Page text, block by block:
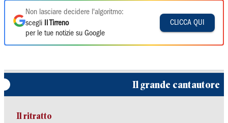
Non lasciare decidere l'algoritmo:
scegli
Il Tirreno
per le tue notizie su Google
CLICCA QUI
Il grande cantautore
Il ritratto